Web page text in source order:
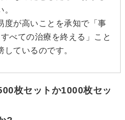
度が高いことを承知で「事
べての治療を終える」こと
ているのです。
枚セットか1000枚セッ